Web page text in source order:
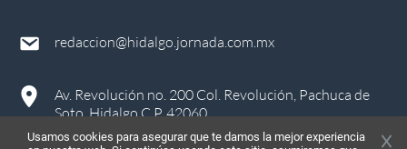
redaccion@hidalgo.jornada.com.mx
Av. Revolución no. 200 Col. Revolución, Pachuca de
Soto, Hidalgo C.P. 42060
Usamos cookies para asegurar que te damos la mejor experiencia